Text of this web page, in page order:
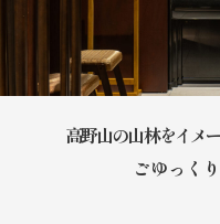
高野山の山林をイメ
ごゆっく